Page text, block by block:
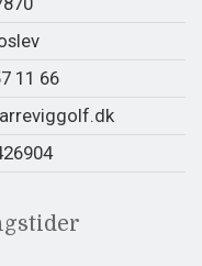
11 66